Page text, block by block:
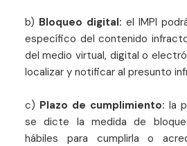
b) Bloqueo digital: el IMPI
específico del contenido
del medio virtual, digital o
localizar y notificar al presunto
c) Plazo de cumplimiento:la
se dicte la medida de
hábiles para cumplirla o